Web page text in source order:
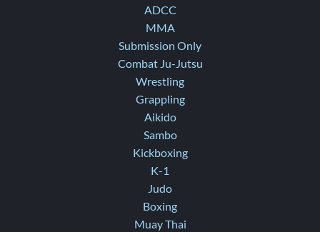
ADCC
MMA
Submission Only
Combat Ju-Jutsu
Wrestling
Grappling
Aikido
Sambo
Kickboxing
K-1
Judo
Boxing
Muay Thai